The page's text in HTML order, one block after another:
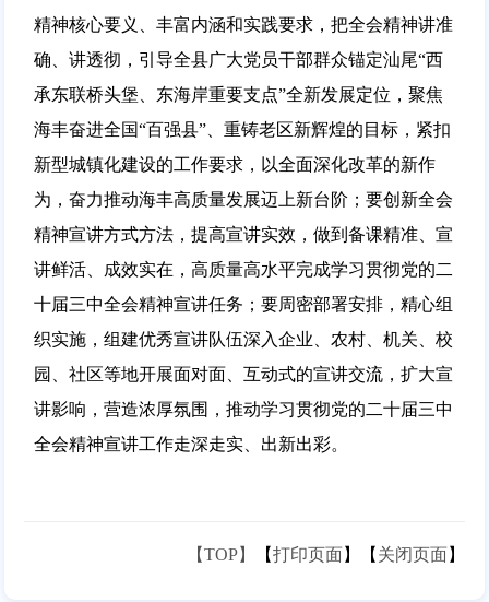
精神核心要义、丰富内涵和实践要求，把全会精神讲准
确、讲透彻，引导全县广大党员干部群众锚定汕尾“西
承东联桥头堡、东海岸重要支点”全新发展定位，聚焦
海丰奋进全国“百强县”、重铸老区新辉煌的目标，紧扣
新型城镇化建设的工作要求，以全面深化改革的新作
为，奋力推动海丰高质量发展迈上新台阶；要创新全会
精神宣讲方式方法，提高宣讲实效，做到备课精准、宣
讲鲜活、成效实在，高质量高水平完成学习贯彻党的二
十届三中全会精神宣讲任务；要周密部署安排，精心组
织实施，组建优秀宣讲队伍深入企业、农村、机关、校
园、社区等地开展面对面、互动式的宣讲交流，扩大宣
讲影响，营造浓厚氛围，推动学习贯彻党的二十届三中
全会精神宣讲工作走深走实、出新出彩。
【TOP】 【打印页面】【 关闭页面】